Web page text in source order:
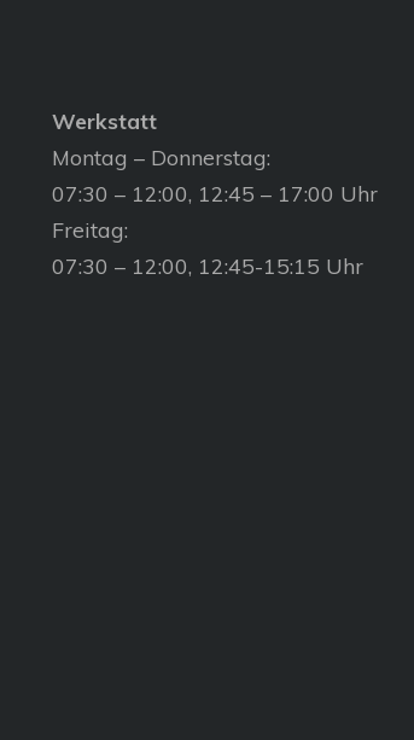
Werkstatt
Montag – Donnerstag:
07:30 – 12:00, 12:45 – 17:00 Uhr
Freitag:
07:30 – 12:00, 12:45-15:15 Uhr